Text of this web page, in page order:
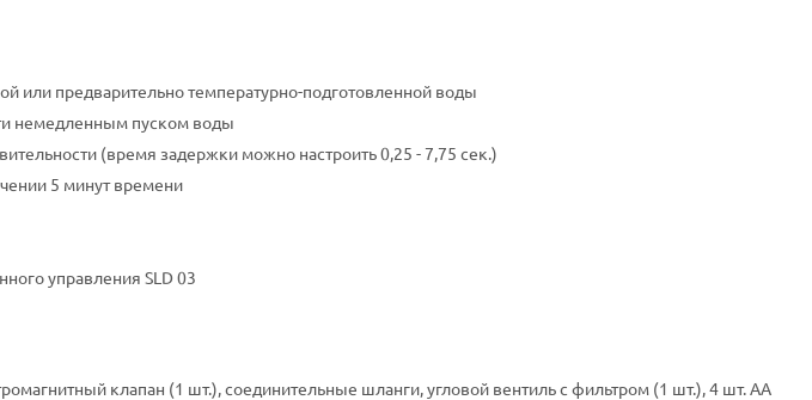
или предварительно температурно-подготовленной воды
немедленным пуском воды
(время задержки можно настроить 0,25 - 7,75 сек.)
5 минут времени
управления SLD 03
клапан (1 шт.), соединительные шланги, угловой вентиль с фильтром (1 шт.), 4 шт. AA